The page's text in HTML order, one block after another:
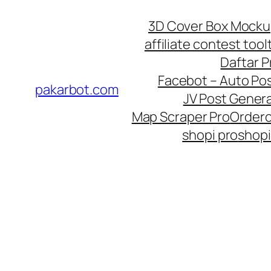
pakarbot.com
3D Cover Box
affiliate contest
Daftar
Facebot – Auto
JV Post
Map Scraper Pro
shopi pro